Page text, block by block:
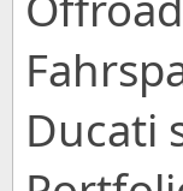
Ducati